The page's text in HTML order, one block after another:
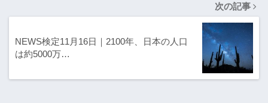
次の記事
NEWS検定11月16日｜2100年、日本の人口
は約5000万…